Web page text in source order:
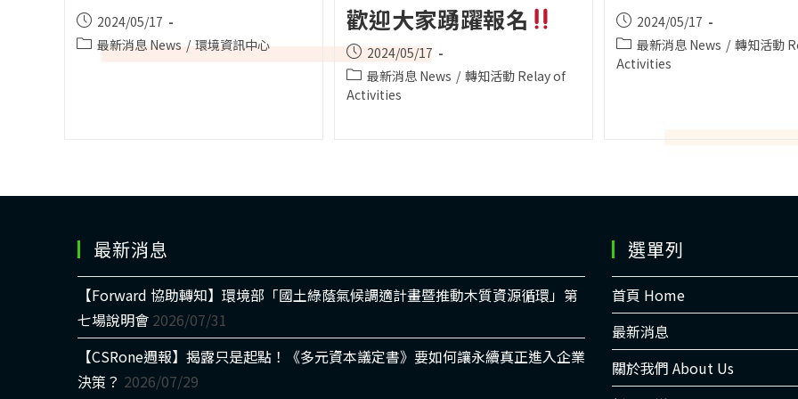
Post
published:
2024/05/17
Post
category:
最新消息 News / 環境資訊中心
歡迎大家踴躍報名
Post
published:
2024/05/17
Post
category:
最新消息 News / 轉知活動 Relay of
Activities
Post
published:
2024/05/17
Post
category:
最新消息 News / 轉知活動
Activities
最新消息
【Forward 協助轉知】環境部「國土綠蔭氣候調適計畫暨推動木質資源循環」第
七場說明會 2026/07/31
【CSRone週報】揭露只是起點！《多元資本議定書》要如何讓永續真正進入企業
決策？ 2026/07/29
選單列
首頁 Home
最新消息
關於我們 About Us